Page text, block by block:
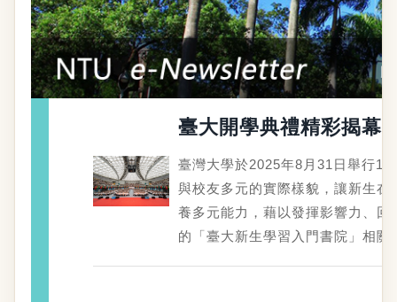
臺大開學典禮精彩揭幕
臺灣大學於2025年8月31日舉行
與校友多元的實際樣貌，讓新生
養多元能力，藉以發揮影響力、
的「臺大新生學習入門書院」相關